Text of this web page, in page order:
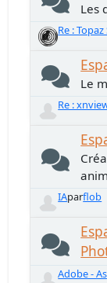
Les
Re :
Le
Re :
IAparflob
Adobe -